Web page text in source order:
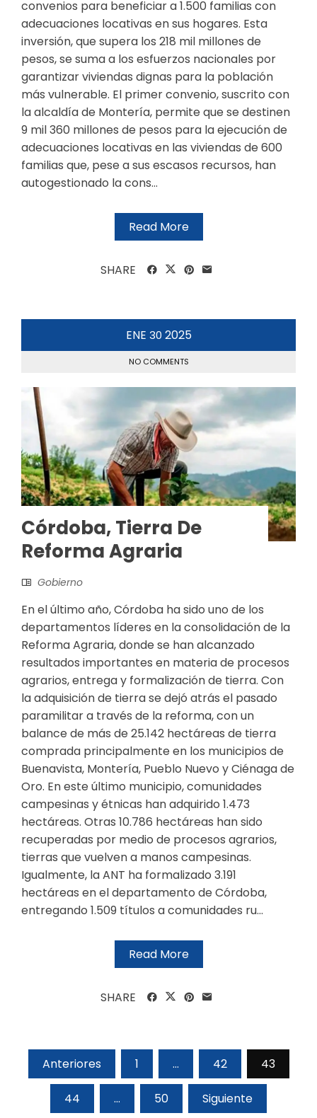
convenios para beneficiar a 1.500 familias con
adecuaciones locativas en sus hogares. Esta
inversión, que supera los 218 mil millones de
pesos, se suma a los esfuerzos nacionales por
garantizar viviendas dignas para la población
más vulnerable. El primer convenio, suscrito con
la alcaldía de Montería, permite que se destinen
9 mil 360 millones de pesos para la ejecución de
adecuaciones locativas en las viviendas de 600
familias que, pese a sus escasos recursos, han
autogestionado la cons...
Read More
SHARE
ENE 30 2025
NO COMMENTS
Córdoba, Tierra ​de
Reforma Agraria
Gobierno
En el último año, Córdoba ha sido uno de los
departamentos líderes en la consolidación de la
Reforma Agraria, donde se han alcanzado
resultados importantes en materia de procesos
agrarios, entrega y formalización de tierra. Con
la adquisición de tierra se dejó atrás el pasado
paramilitar a través de la reforma, con un
balance de más de 25.142 hectáreas de tierra
comprada principalmente en los municipios de
Buenavista, Montería, Pueblo Nuevo y Ciénaga de
Oro. En este último municipio, comunidades
campesinas y étnicas han adquirido 1.473
hectáreas. Otras 10.786 hectáreas han sido
recuperadas por medio de procesos agrarios,
tierras que vuelven a manos campesinas.
Igualmente, la ANT ha formalizado 3.191
hectáreas en el departamento de Córdoba,
entregando 1.509 títulos a comunidades ru...
Read More
SHARE
Paginación
De
Entradas
Anteriores 1 … 42 43
44 … 50 Siguiente